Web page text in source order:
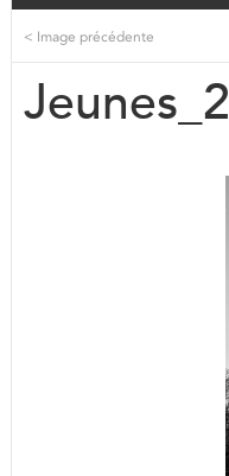
< Image précédente
Jeunes_2